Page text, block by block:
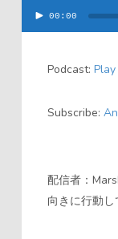
00:00
Podcast:
Subscribe:
配信者：
向きに行動し